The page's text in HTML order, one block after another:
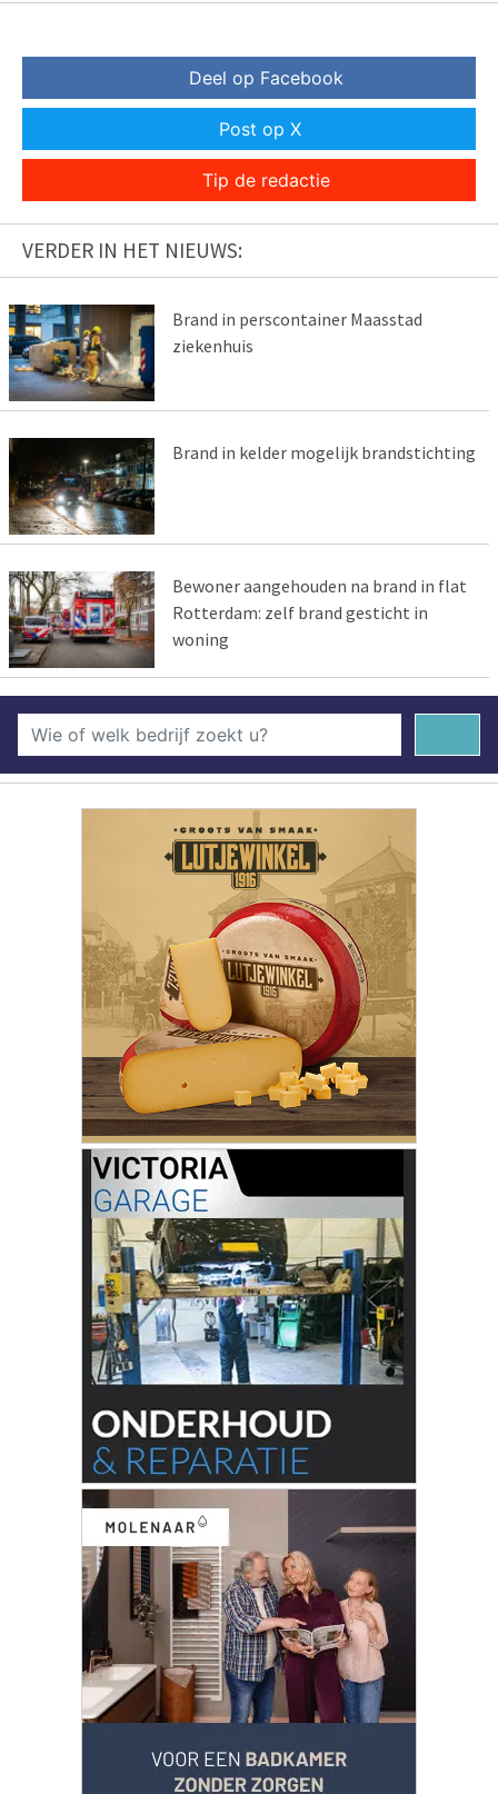
Deel op Facebook
Post op X
Tip de redactie
VERDER IN HET NIEUWS:
Brand in perscontainer Maasstad
ziekenhuis
Brand in kelder mogelijk brandstichting
Bewoner aangehouden na brand in flat
Rotterdam: zelf brand gesticht in
woning